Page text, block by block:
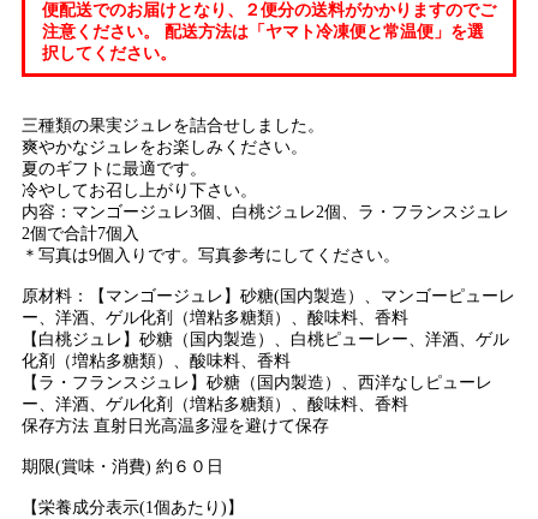
便配送でのお届けとなり、２便分の送料がかかりますのでご
注意ください。 配送方法は「ヤマト冷凍便と常温便」を選
択してください。
三種類の果実ジュレを詰合せしました。
爽やかなジュレをお楽しみください。
夏のギフトに最適です。
冷やしてお召し上がり下さい。
内容：マンゴージュレ3個、白桃ジュレ2個、ラ・フランスジュレ
2個で合計7個入
＊写真は9個入りです。写真参考にしてください。
原材料：【マンゴージュレ】砂糖(国内製造）、マンゴーピューレ
ー、洋酒、ゲル化剤（増粘多糖類）、酸味料、香料
【白桃ジュレ】砂糖（国内製造）、白桃ピューレー、洋酒、ゲル
化剤（増粘多糖類）、酸味料、香料
【ラ・フランスジュレ】砂糖（国内製造）、西洋なしピューレ
ー、洋酒、ゲル化剤（増粘多糖類）、酸味料、香料
保存方法 直射日光高温多湿を避けて保存
期限(賞味・消費) 約６０日
【栄養成分表示(1個あたり)】